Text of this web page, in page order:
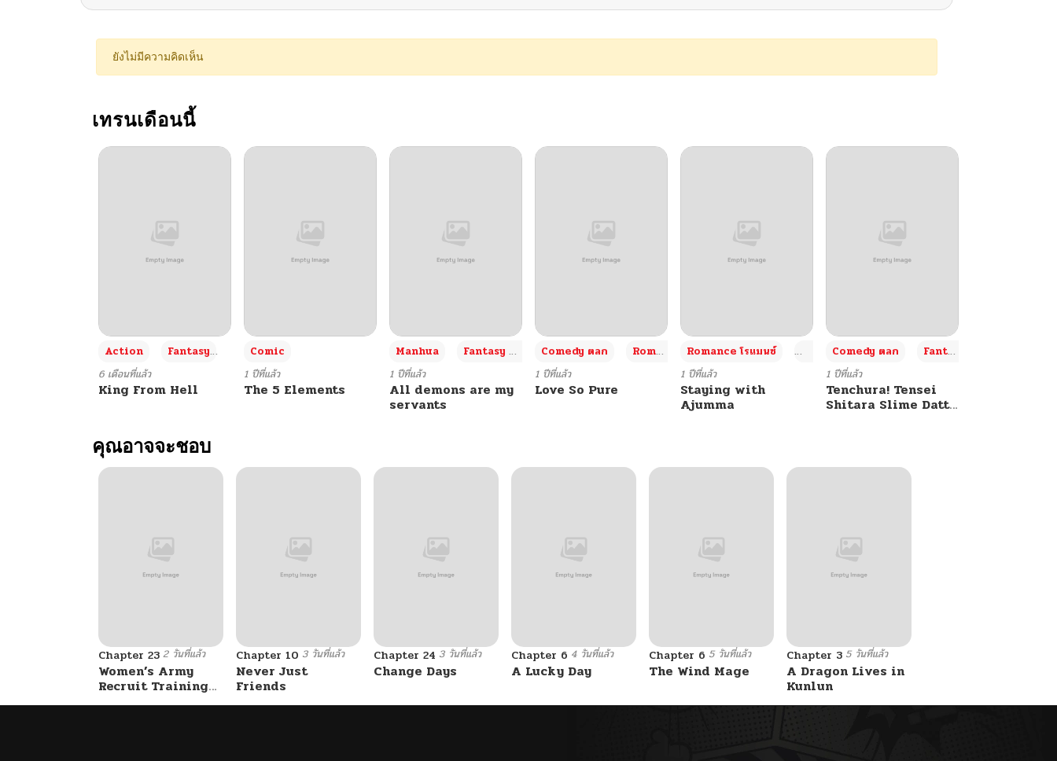
ตอนที่ 38 06/20/2026
ตอนที่ 32
ตอนที่ 31
ตอนที่ 29 06/20/2026
ตอนที่ 25 06/20/2026
ตอนที่ 24 06/20/2026
ยังไม่มีความคิดเห็น
เทรนเดือนนี้
Action Fantasy
6 เดือนที่แล้ว
King From Hell
Comic
1 ปีที่แล้ว
The 5 Elements
Manhua Fantasy แฟนตาซี +3
1 ปีที่แล้ว
All demons are my
servants
Comedy ตลก Romance โรแมนซ์ +4
1 ปีที่แล้ว
Love So Pure
Romance โรแมนซ์ Adult ผู้ใหญ่ +4
1 ปีที่แล้ว
Staying with
Ajumma
Comedy ตลก Fantasy แฟนตาซี
1 ปีที่แล้ว
Tenchura! Tensei
Shitara Slime Datta
คุณอาจจะชอบ
Chapter 23 2 วันที่แล้ว
Women’s Army
Recruit Training
Center
Chapter 10 3 วันที่แล้ว
Never Just
Friends
Chapter 24 3 วันที่แล้ว
Change Days
Chapter 6 4 วันที่แล้ว
A Lucky Day
Chapter 6 5 วันที่แล้ว
The Wind Mage
Chapter 3 5 วันที่แล้ว
A Dragon Lives in
Kunlun